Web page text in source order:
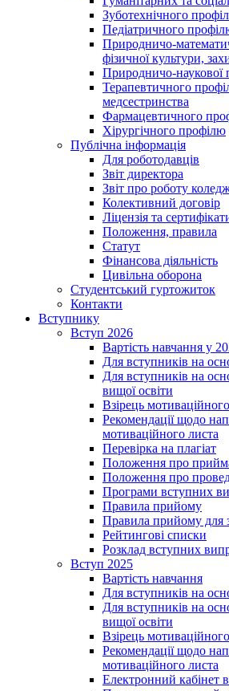
Зуботехнічного
Педіатричного
Природничо-
фізичної культури,
Природничо-наукової
Терапевтичного
медсестринства
Фармацевтичного
Хірургічного профілю
Публічна інформація
Для роботодавців
Звіт директора
Звіт про роботу
Колективний договір
Ліцензія та
Положення, правила
Статут
Фінансова діяльність
Цивільна оборона
Студентський гуртожиток
Контакти
Вступнику
Вступ 2026
Вартість навчання у
Для вступників на
Для вступників на
вищої освіти
Взірець
Рекомендації щодо
мотиваційного листа
Перевірка на плагіат
Положення про
Положення про
Програми вступних
Правила прийому
Правила прийому для
Рейтингові списки
Розклад вступних
Вступ 2025
Вартість навчання
Для вступників на
Для вступників на
вищої освіти
Взірець
Рекомендації щодо
мотиваційного листа
Електронний кабінет